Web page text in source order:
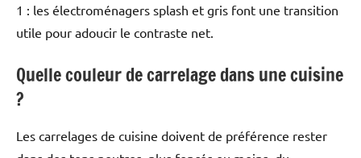
1 : les électroménagers splash et gris font une transition
utile pour adoucir le contraste net.
Quelle couleur de carrelage dans une cuisine
?
Les carrelages de cuisine doivent de préférence rester